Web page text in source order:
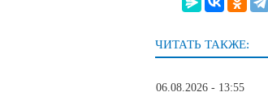
ЧИТАТЬ ТАКЖЕ:
06.08.2026 - 13:55